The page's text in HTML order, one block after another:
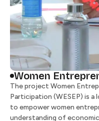
Women Entrepreneurship Training​​​​‌
The project Women
Participation (WESEP) is
to empower women
understanding of economic participation.